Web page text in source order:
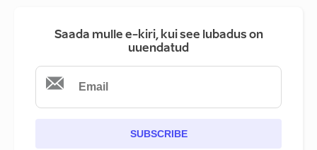
Saada mulle e-kiri, kui see lubadus on
uuendatud
SUBSCRIBE